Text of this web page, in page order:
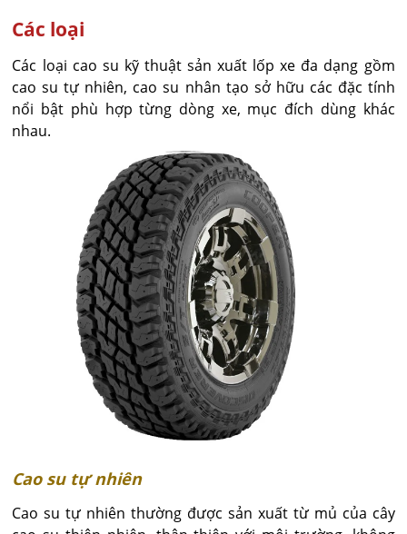
Các loại
Các loại cao su kỹ thuật sản xuất lốp xe đa dạng gồm
cao su tự nhiên, cao su nhân tạo sở hữu các đặc tính
nổi bật phù hợp từng dòng xe, mục đích dùng khác
nhau.
Cao su tự nhiên
Cao su tự nhiên thường được sản xuất từ mủ của cây